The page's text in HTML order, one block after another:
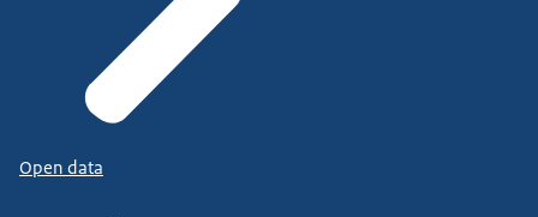
Open data